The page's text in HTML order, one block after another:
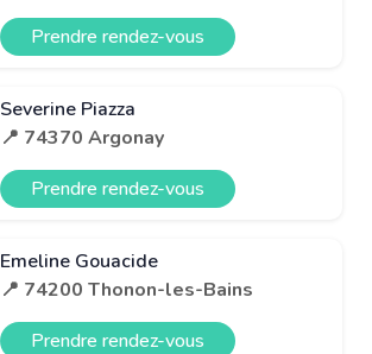
Prendre rendez-vous
Severine Piazza
📍 74370 Argonay
Prendre rendez-vous
Emeline Gouacide
📍 74200 Thonon-les-Bains
Prendre rendez-vous